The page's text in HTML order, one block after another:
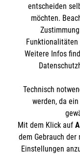
Cookies
Barrierefreiheit
entscheiden
möchten.
Funktionalitäten
Weitere Infos
Technisch
werden, da
Mit dem Klick auf
dem Gebrauch
Einstellungen